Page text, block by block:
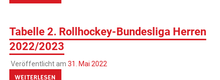
Tabelle 2. Rollhockey-Bundesliga Herren
2022/2023
Veröffentlicht am 31. Mai 2022
WEITERLESEN